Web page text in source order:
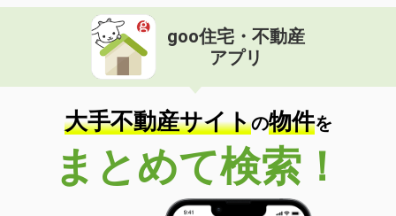
goo住宅・不動産
アプリ
大手不動産サイトの物件を
まとめて検索！